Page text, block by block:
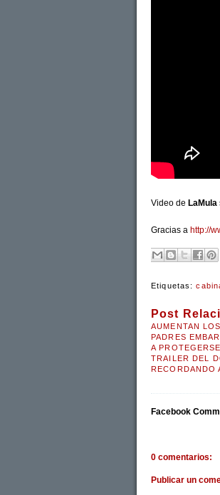
Video de LaMula
Gracias a http://
Etiquetas:
Post
AUMENTAN
PADRES
A
TRAILER DEL
RECORDANDO
Facebook
0 comentarios:
Publicar un